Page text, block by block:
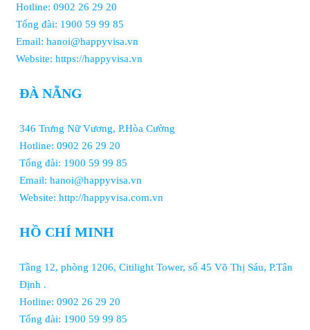
Hotline: 0902 26 29 20
Tổng đài: 1900 59 99 85
Email: hanoi@happyvisa.vn
Website: https://happyvisa.vn
ĐÀ NẴNG
346 Trưng Nữ Vương, P.Hòa Cường
Hotline: 0902 26 29 20
Tổng đài: 1900 59 99 85
Email: hanoi@happyvisa.vn
Website: http://happyvisa.com.vn
HỒ CHÍ MINH
Tầng 12, phòng 1206, Citilight Tower, số 45 Võ Thị Sáu, P.Tân
Định .
Hotline: 0902 26 29 20
Tổng đài: 1900 59 99 85